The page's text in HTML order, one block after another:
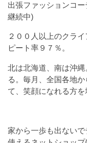
出張ファッションコ
継続中)
２００人以上のクラ
ピート率９７％。
北は北海道、南は沖
る。毎月、全国各地
て、笑顔になれる方を
家から一歩も出ない